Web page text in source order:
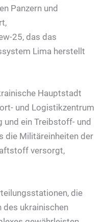
Panzern und
25, das das
Lima herstellt
Hauptstadt
und Logistikzentrum
und ein Treibstoff- und
die Militäreinheiten der
versorgt,
die
des ukrainischen